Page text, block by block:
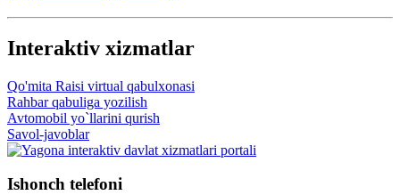
Interaktiv xizmatlar
Qo'mita Raisi virtual qabulxonasi
Rahbar qabuliga yozilish
Avtomobil yo`llarini qurish
Savol-javoblar
Ishonch telefoni